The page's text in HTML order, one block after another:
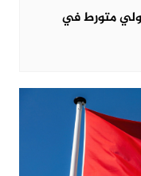
متورط في